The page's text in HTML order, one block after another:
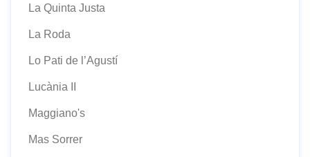
La Quinta Justa
La Roda
Lo Pati de l’Agustí
Lucània II
Maggiano's
Mas Sorrer